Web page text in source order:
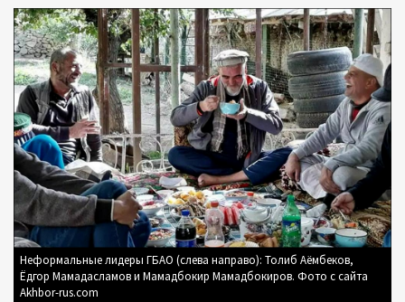
Неформальные лидеры ГБАО (слева направо): Толиб Аёмбеков,
Ёдгор Мамадасламов и Мамадбокир Мамадбокиров. Фото с сайта
Akhbor-rus.com